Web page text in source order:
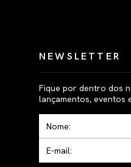
NEWSLETTER
Fique por dentro dos
lançamentos, eventos